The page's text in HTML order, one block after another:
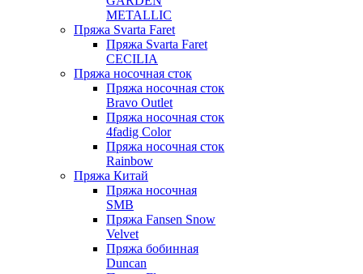
METALLIC
Пряжа Svarta Faret
Пряжа Svarta Faret
CECILIA
Пряжа носочная сток
Пряжа носочная сток
Bravo Outlet
Пряжа носочная сток
4fadig Color
Пряжа носочная сток
Rainbow
Пряжа Китай
Пряжа носочная
SMB
Пряжа Fansen Snow
Velvet
Пряжа бобинная
Duncan